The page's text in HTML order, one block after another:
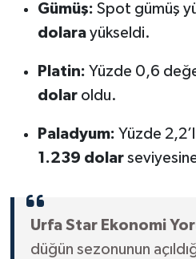
Gümüş: Spot gümüş
dolarayükseldi.
Platin: Yüzde 0,6
dolaroldu.
Paladyum: Yüzde
1.239 dolar
Urfa Star Ekonomi
düğün sezonunun